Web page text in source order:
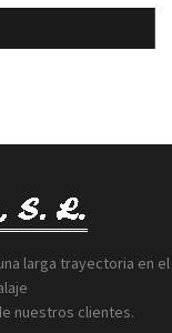
larga trayectoria en el
nuestros clientes.